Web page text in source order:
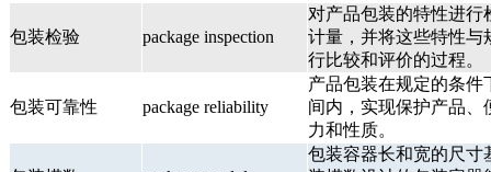
包装检验 package inspection
对产品包装的特性进行
计量，并将这些特性与
行比较和评价的过程。
包装可靠性 package reliability
产品包装在规定的条件
间内，实现保护产品、
力和性质。
包装容器长和宽的尺寸